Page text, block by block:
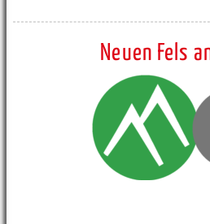
Neuen Fels